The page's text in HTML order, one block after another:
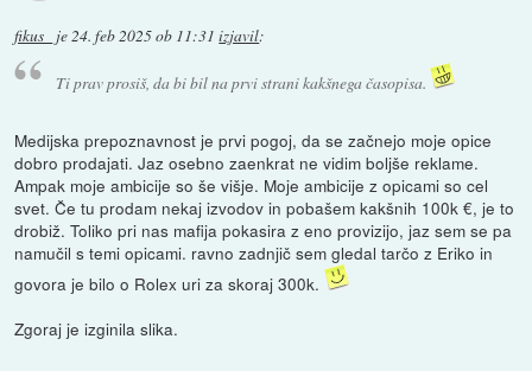
fikus_ je24. feb 2025 ob 11:31 izjavil:
Ti prav prosiš, da bi bil na prvi strani kakšnega časopisa.
Medijska prepoznavnost je prvi pogoj, da se začnejo moje opice
dobro prodajati. Jaz osebno zaenkrat ne vidim boljše reklame.
Ampak moje ambicije so še višje. Moje ambicije z opicami so cel
svet. Če tu prodam nekaj izvodov in pobašem kakšnih 100k €, je to
drobiž. Toliko pri nas mafija pokasira z eno provizijo, jaz sem se pa
namučil s temi opicami. ravno zadnjič sem gledal tarčo z Eriko in
govora je bilo o Rolex uri za skoraj 300k.
Zgoraj je izginila slika.